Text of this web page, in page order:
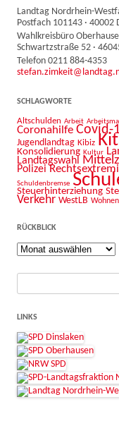
Landtag Nordrhein-
Postfach 101143 · 40002
Wahlkreisbüro
Schwartzstraße 52 ·
Telefon 0211 884-4353
SCHLAGWORTE
Altschulden Arbeit
Coronahilfe Covid-
Jugendlandtag Kibiz
Konsolidierung Kultur
Landtagswahl
Polizei
Schuldenbremse
Steuerhinterziehung
Verkehr WestLB Wohnen
RÜCKBLICK
Rückblick
Suche
LINKS